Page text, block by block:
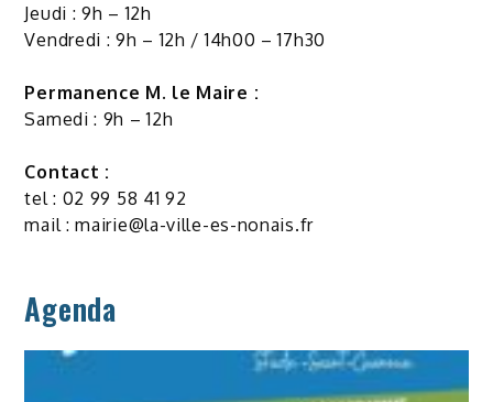
Jeudi : 9h – 12h
Vendredi : 9h – 12h / 14h00 – 17h30
Permanence M. le Maire :
Samedi : 9h – 12h
Contact :
tel : 02 99 58 41 92
mail :mairie@la-ville-es-nonais.fr
Agenda